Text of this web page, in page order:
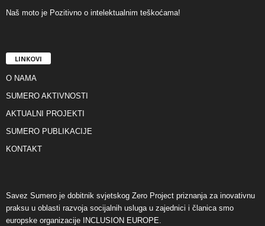
Naš moto je Pozitivno o intelektualnim teškoćama!
LINKOVI
O NAMA
SUMERO AKTIVNOSTI
AKTUALNI PROJEKTI
SUMERO PUBLIKACIJE
KONTAKT
Savez Sumero je dobitnik svjetskog Zero Project priznanja za inovativnu
praksu u oblasti razvoja socijalnih usluga u zajednici i članica smo
europske organizacije INCLUSION EUROPE.